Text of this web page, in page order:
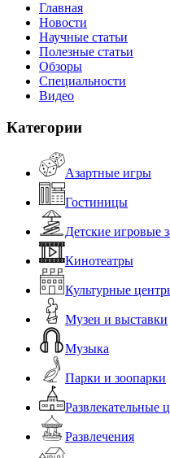
Главная
Новости
Научные статьи
Полезные статьи
Обзоры
Специальности
Видео
Категории
Азартные игры
Гостиницы
Детские игровые
Кинотеатры
Культурные
Музеи и выставки
Музыка
Парки и зоопарки
Развлекательные
Развлечения